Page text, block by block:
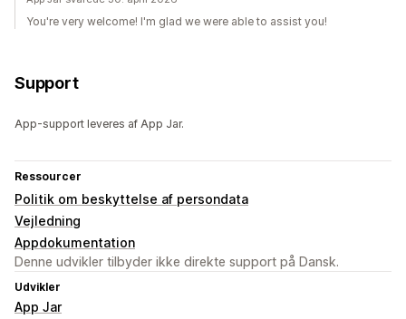
You're very welcome! I'm glad we were able to assist you!
Support
App-support leveres af App Jar.
Ressourcer
Politik om beskyttelse af persondata
Vejledning
Appdokumentation
Denne udvikler tilbyder ikke direkte support på Dansk.
Udvikler
App Jar